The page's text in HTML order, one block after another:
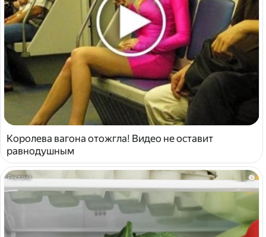
Королева вагона отожгла! Видео не оставит
равнодушным
i